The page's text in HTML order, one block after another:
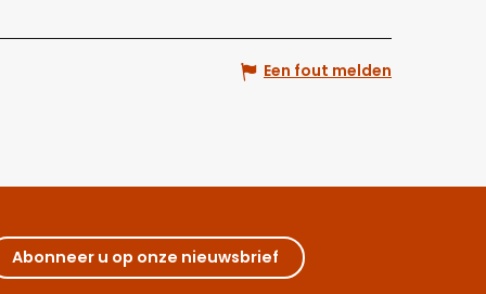
Een fout melden
Abonneer u op onze nieuwsbrief